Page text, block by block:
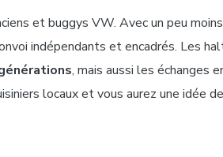
et buggys VW. Avec un peu
indépendants et encadrés. Les
, mais aussi les échanges
locaux et vous aurez une idée